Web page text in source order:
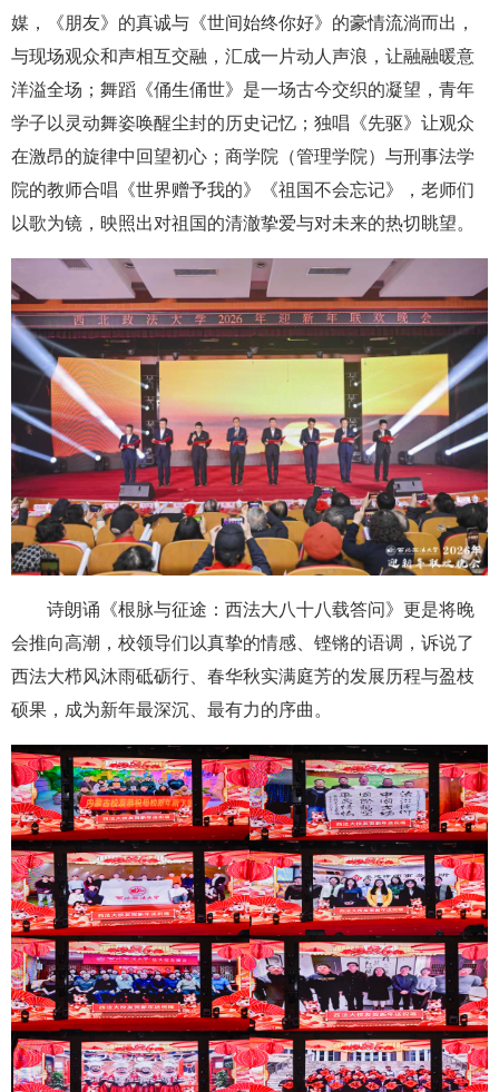
媒，《朋友》的真诚与《世间始终你好》的豪情流淌而出，
与现场观众和声相互交融，汇成一片动人声浪，让融融暖意
洋溢全场；舞蹈《俑生俑世》是一场古今交织的凝望，青年
学子以灵动舞姿唤醒尘封的历史记忆；独唱《先驱》让观众
在激昂的旋律中回望初心；商学院（管理学院）与刑事法学
院的教师合唱《世界赠予我的》《祖国不会忘记》，老师们
以歌为镜，映照出对祖国的清澈挚爱与对未来的热切眺望。
诗朗诵《根脉与征途：西法大八十八载答问》更是将晚
会推向高潮，校领导们以真挚的情感、铿锵的语调，诉说了
西法大栉风沐雨砥砺行、春华秋实满庭芳的发展历程与盈枝
硕果，成为新年最深沉、最有力的序曲。